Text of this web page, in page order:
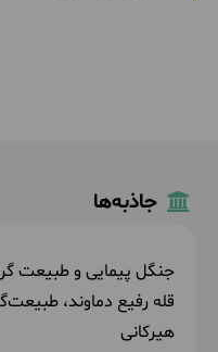
جاذبه‌ها
جنگل پیمایی و طبیعت
قله رفیع دماوند،
هیرکانی